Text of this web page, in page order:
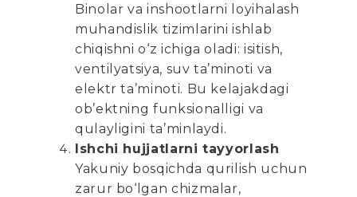
Binolar va inshootlarni loyihalash
muhandislik tizimlarini ishlab
chiqishni o‘z ichiga oladi: isitish,
ventilyatsiya, suv ta’minoti va
elektr ta’minoti. Bu kelajakdagi
ob’ektning funksionalligi va
qulayligini ta’minlaydi.
Ishchi hujjatlarni tayyorlash
Yakuniy bosqichda qurilish uchun
zarur bo‘lgan chizmalar,